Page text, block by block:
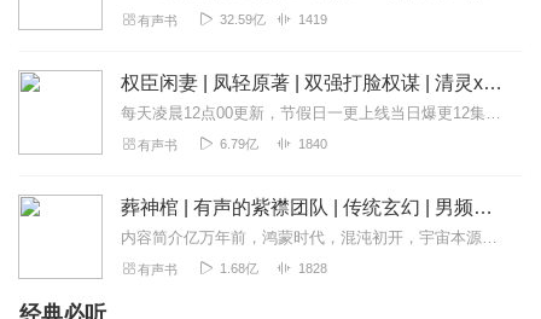
Monica201212
春江花月烨
有声书 32.59亿 1419
权臣闲妻 | 凤轻原著 | 双强打脸权谋 | 清灵x追马 | 多人有声剧
每天凌晨12点00更新，节假日一更上线当日爆更12集，每天3更订阅可以看到每日更新哦！内容简介又名《权臣升级指南》、《权臣调教手册》or《调教权臣手册》？...
有声书 6.79亿 1840
葬神棺 | 有声的紫襟团队 | 传统玄幻 | 男频修仙 |打脸爽文| 多人有声剧
内容简介亿万年前，鸿蒙时代，混沌初开，宇宙本源为了阻止万灵无休止的生长，造成更庞大的负荷，以混沌为体，鸿蒙为气，黑洞为口，星辰为盖，凝聚了一座灭世神棺，用来吞四...
有声书 1.68亿 1828
经典必听